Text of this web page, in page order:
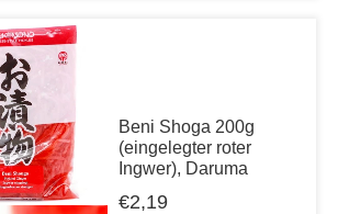
Beni Shoga 200g
(eingelegter roter
Ingwer), Daruma
€2,19